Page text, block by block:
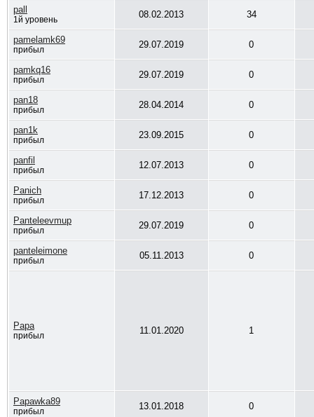
pall
1й уровень 08.02.2013 34
pamelamk69
прибыл 29.07.2019 0
pamkq16
прибыл 29.07.2019 0
pan18
прибыл 28.04.2014 0
pan1k
прибыл 23.09.2015 0
panfil
прибыл 12.07.2013 0
Panich
прибыл 17.12.2013 0
Panteleevmup
прибыл 29.07.2019 0
panteleimone
прибыл 05.11.2013 0
Papa
прибыл 11.01.2020 1
Papawka89
прибыл 13.01.2018 0